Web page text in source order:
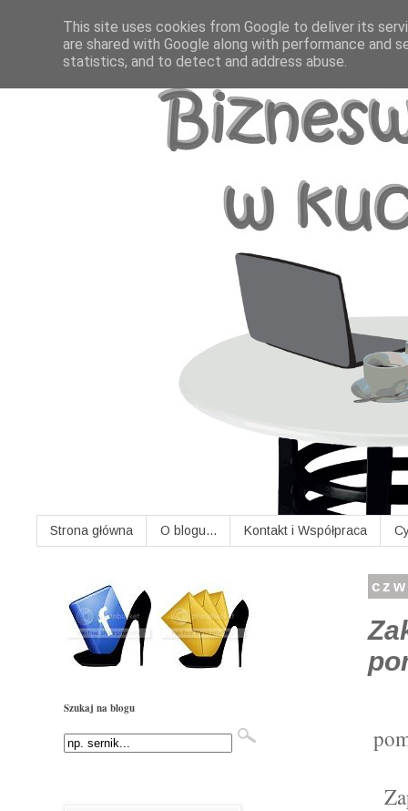
Strona główna O blogu... Kontakt i Współpraca
Szukaj na blogu
This site uses cookies from Google to deliver its
are shared with Google along with performance and
statistics, and to detect and address abuse.